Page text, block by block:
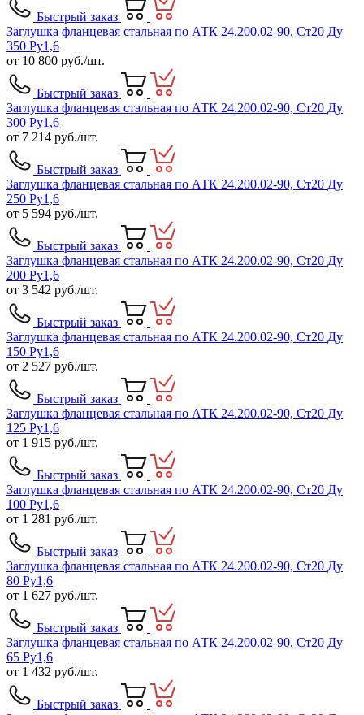
Быстрый заказ
Заглушка фланцевая стальная по АТК 24.200.02-90, Ст20 Ду
350 Ру1,6
от 10 800 руб./шт.
Быстрый заказ
Заглушка фланцевая стальная по АТК 24.200.02-90, Ст20 Ду
300 Ру1,6
от 7 214 руб./шт.
Быстрый заказ
Заглушка фланцевая стальная по АТК 24.200.02-90, Ст20 Ду
250 Ру1,6
от 5 594 руб./шт.
Быстрый заказ
Заглушка фланцевая стальная по АТК 24.200.02-90, Ст20 Ду
200 Ру1,6
от 3 542 руб./шт.
Быстрый заказ
Заглушка фланцевая стальная по АТК 24.200.02-90, Ст20 Ду
150 Ру1,6
от 2 527 руб./шт.
Быстрый заказ
Заглушка фланцевая стальная по АТК 24.200.02-90, Ст20 Ду
125 Ру1,6
от 1 915 руб./шт.
Быстрый заказ
Заглушка фланцевая стальная по АТК 24.200.02-90, Ст20 Ду
100 Ру1,6
от 1 281 руб./шт.
Быстрый заказ
Заглушка фланцевая стальная по АТК 24.200.02-90, Ст20 Ду
80 Ру1,6
от 1 627 руб./шт.
Быстрый заказ
Заглушка фланцевая стальная по АТК 24.200.02-90, Ст20 Ду
65 Ру1,6
от 1 432 руб./шт.
Быстрый заказ